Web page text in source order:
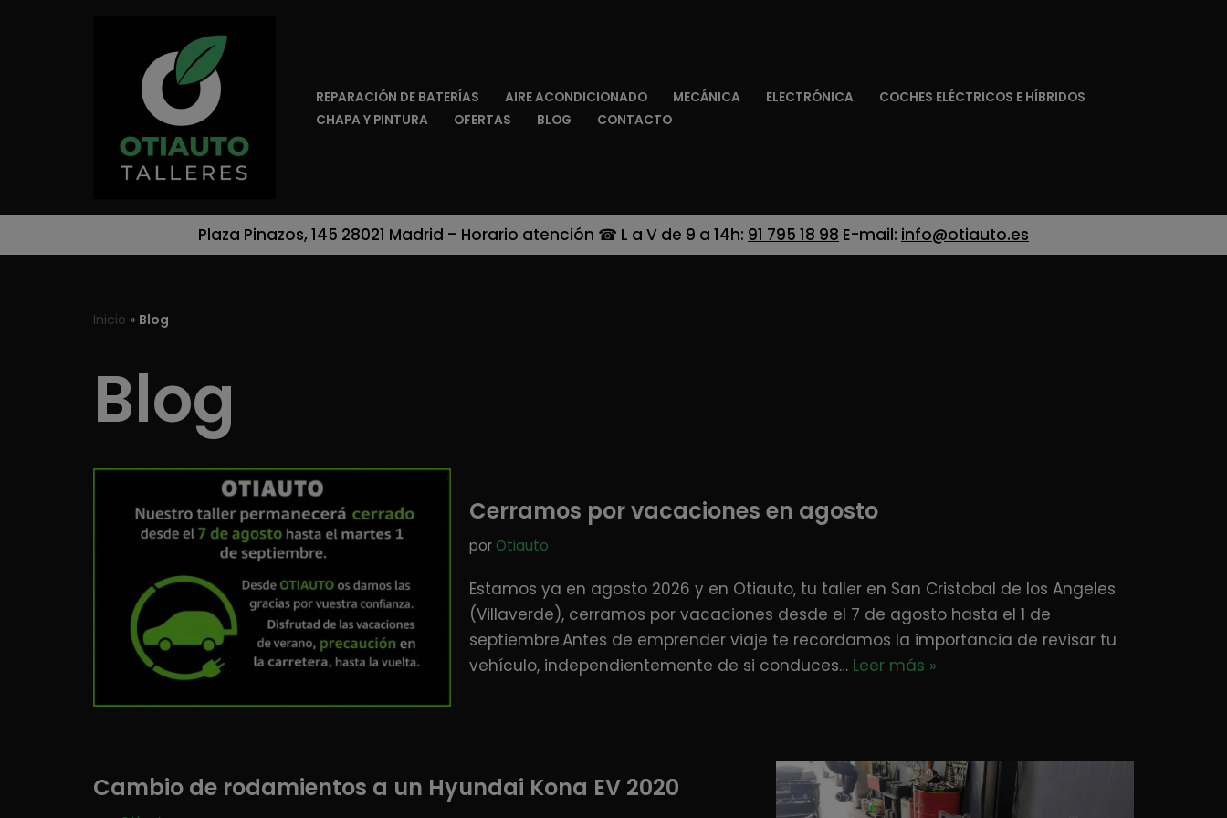
REPARACIÓN DE BATERÍAS AIRE ACONDICIONADO MECÁNICA ELECTRÓNICA
COCHES ELÉCTRICOS E HÍBRIDOS
CHAPA Y PINTURA
OFERTAS BLOG CONTACTO
Plaza Pinazos, 145 28021 Madrid – Horario atención ☎ L a V de 9 a 14h: 91 795 18 98 E-mail: info@otiauto.es
Inicio » Blog
Blog
Cerramos por vacaciones en agosto
por Otiauto
Estamos ya en agosto 2026 y en Otiauto, tu taller en San Cristobal de los Angeles
(Villaverde), cerramos por vacaciones desde el 7 de agosto hasta el 1 de
septiembre.Antes de emprender viaje te recordamos la importancia de revisar tu
vehículo, independientemente de si conduces… Leer más »
Cambio de rodamientos a un Hyundai Kona EV 2020